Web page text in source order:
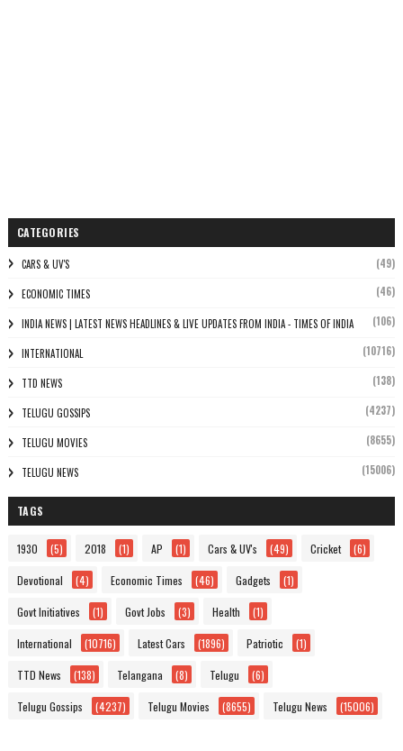
CATEGORIES
CARS & UV'S (49)
ECONOMIC TIMES (46)
INDIA NEWS | LATEST NEWS HEADLINES & LIVE UPDATES FROM INDIA - TIMES OF INDIA (106)
INTERNATIONAL (10716)
TTD NEWS (138)
TELUGU GOSSIPS (4237)
TELUGU MOVIES (8655)
TELUGU NEWS (15006)
TAGS
1930 (5) 2018 (1) AP (1) Cars & UV's (49) Cricket (6)
Devotional (4) Economic Times (46) Gadgets (1)
Govt Initiatives (1) Govt Jobs (3) Health (1)
International (10716) Latest Cars (1896) Patriotic (1)
TTD News (138) Telangana (8) Telugu (6)
Telugu Gossips (4237) Telugu Movies (8655) Telugu News (15006)